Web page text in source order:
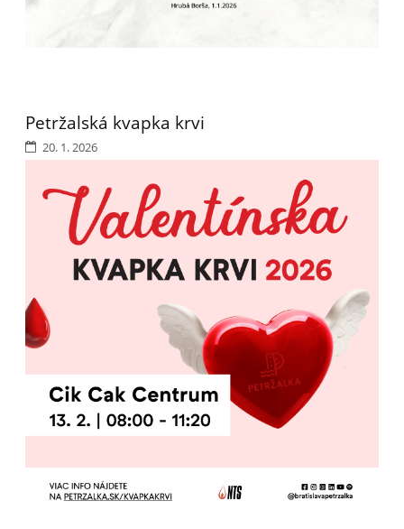
Petržalská kvapka krvi
20. 1. 2026